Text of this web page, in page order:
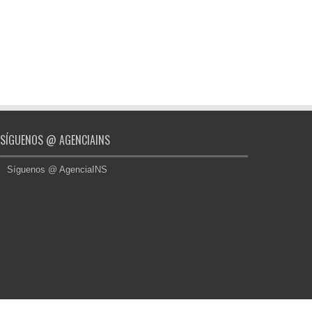
SÍGUENOS @ AGENCIAINS
Síguenos @ AgenciaINS